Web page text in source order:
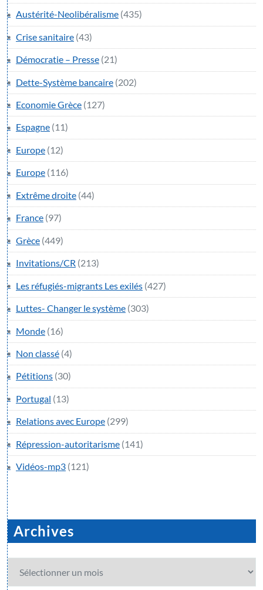
Austérité-Neolibéralisme (435)
Crise sanitaire (43)
Démocratie – Presse (21)
Dette-Système bancaire (202)
Economie Grèce (127)
Espagne (11)
Europe (12)
Europe (116)
Extrême droite (44)
France (97)
Grèce (449)
Invitations/CR (213)
Les réfugiés-migrants Les exilés (427)
Luttes- Changer le système (303)
Monde (16)
Non classé (4)
Pétitions (30)
Portugal (13)
Relations avec Europe (299)
Répression-autoritarisme (141)
Vidéos-mp3 (121)
Archives
Archives